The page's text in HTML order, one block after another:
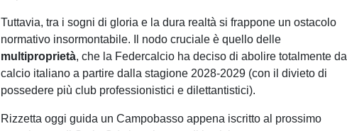
Tuttavia, tra i sogni di gloria e la dura realtà si frappone un ostacolo
normativo insormontabile. Il nodo cruciale è quello delle
multiproprietà, che la Federcalcio ha deciso di abolire totalmente dal
calcio italiano a partire dalla stagione 2028-2029 (con il divieto di
possedere più club professionistici e dilettantistici).
Rizzetta oggi guida un Campobasso appena iscritto al prossimo